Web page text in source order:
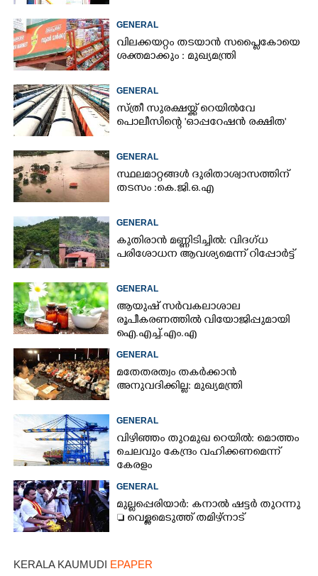
GENERAL
വിലക്കയറ്റം തടയാൻ സപ്ലൈകോയെ
ശക്തമാക്കും : മുഖ്യമന്ത്രി
GENERAL
സ്ത്രീ സുരക്ഷയ്ക്ക് റെയിൽവേ
പൊലീസിന്റെ 'ഓപ്പറേഷൻ രക്ഷിത'
GENERAL
സ്ഥലമാറ്റങ്ങൾ ദുരിതാശ്വാസത്തിന്
തടസം :കെ.ജി.ഒ.എ
GENERAL
കുതിരാൻ മണ്ണിടിച്ചിൽ: വിദഗ്ധ
പരിശോധന ആവശ്യമെന്ന് റിപ്പോർട്ട്
GENERAL
ആയുഷ് സർവകലാശാല
രൂപീകരണത്തിൽ വിയോജിപ്പുമായി
ഐ.എച്ച്.എം.എ
GENERAL
മതേതരത്വം തകർക്കാൻ
അനുവദിക്കില്ല: മുഖ്യമന്ത്രി
GENERAL
വിഴിഞ്ഞം തുറമുഖ റെയിൽ: മൊത്തം
ചെലവും കേന്ദ്രം വഹിക്കണമെന്ന്
കേരളം
GENERAL
മുല്ലപ്പെരിയാർ: കനാൽ ഷട്ടർ തുറന്നു
 വെള്ളമെടുത്ത് തമിഴ്നാട്
KERALA KAUMUDI EPAPER